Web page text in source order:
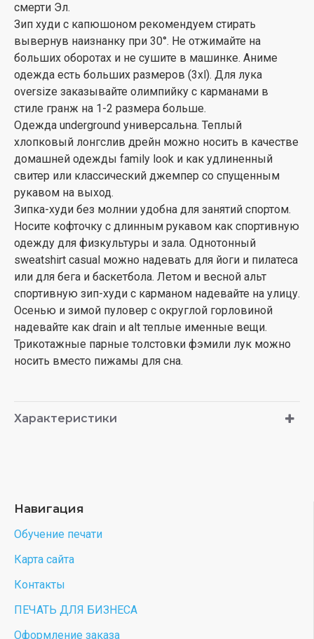
смерти Эл.
Зип худи с капюшоном рекомендуем стирать
вывернув наизнанку при 30°. Не отжимайте на
больших оборотах и не сушите в машинке. Аниме
одежда есть больших размеров (3xl). Для лука
oversize заказывайте олимпийку с карманами в
стиле гранж на 1-2 размера больше.
Одежда underground универсальна. Теплый
хлопковый лонгслив дрейн можно носить в качестве
домашней одежды family look и как удлиненный
свитер или классический джемпер со спущенным
рукавом на выход.
Зипка-худи без молнии удобна для занятий спортом.
Носите кофточку с длинным рукавом как спортивную
одежду для физкультуры и зала. Однотонный
sweatshirt casual можно надевать для йоги и пилатеса
или для бега и баскетбола. Летом и весной альт
спортивную зип-худи с карманом надевайте на улицу.
Осенью и зимой пуловер с округлой горловиной
надевайте как drain и alt теплые именные вещи.
Трикотажные парные толстовки фэмили лук можно
носить вместо пижамы для сна.
Характеристики
Навигация
Обучение печати
Карта сайта
Контакты
ПЕЧАТЬ ДЛЯ БИЗНЕСА
Оформление заказа